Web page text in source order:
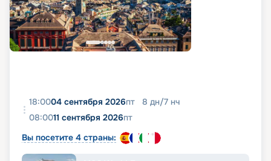
18:0004 сентября 2026пт 8 дн/7 нч
08:0011 сентября 2026пт
Вы посетите 4 страны: